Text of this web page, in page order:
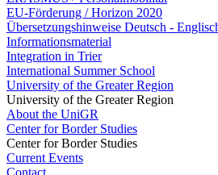
EU-Förderung / Horizon 2020
Übersetzungshinweise Deutsch -
Informationsmaterial
Integration in Trier
International Summer School
University of the Greater Region
University of the Greater Region
About the UniGR
Center for Border Studies
Center for Border Studies
Current Events
Contact